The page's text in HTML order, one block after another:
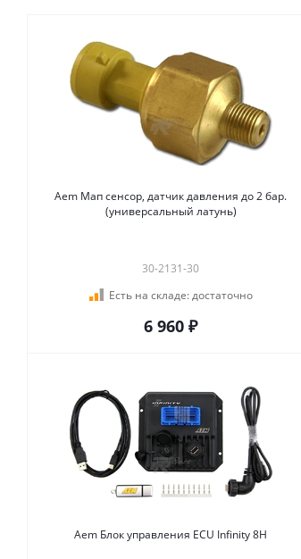
Aem Мап сенсор, датчик давления до 2 бар.
(универсальный латунь)
30-2131-30
Есть на складе:достаточно
6 960 ₽
Aem Блок управления ECU Infinity 8H